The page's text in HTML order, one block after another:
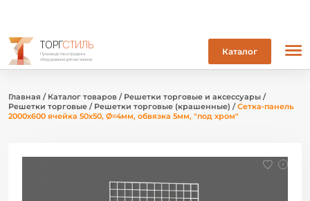
ТОРГСТИЛЬ
Производство и продажа
оборудования для магазинов
Каталог
Главная / Каталог товаров / Решетки торговые и аксессуары /
Решетки торговые / Решетки торговые (крашенные) /Сетка-панель
2000х600 ячейка 50х50, Ø=4мм, обвязка 5мм, "под хром"